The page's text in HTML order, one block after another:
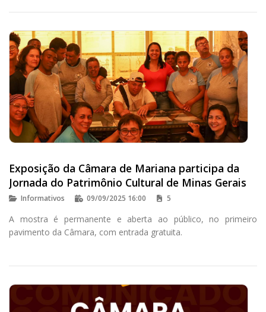
Exposição da Câmara de Mariana participa da
Jornada do Patrimônio Cultural de Minas Gerais
Informativos 09/09/2025 16:00 5
A mostra é permanente e aberta ao público, no primeiro
pavimento da Câmara, com entrada gratuita.